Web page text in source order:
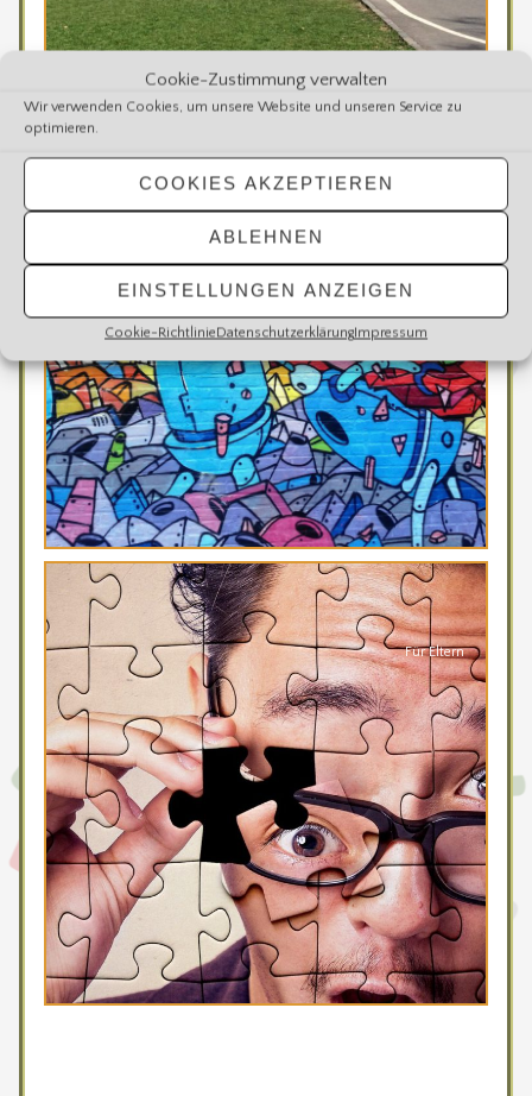
Cookie-Zustimmung verwalten
Wir verwenden Cookies, um unsere Website und unseren Service zu
optimieren.
COOKIES AKZEPTIEREN
ABLEHNEN
EINSTELLUNGEN ANZEIGEN
Cookie-RichtlinieDatenschutzerklärungImpressum
Für Eltern